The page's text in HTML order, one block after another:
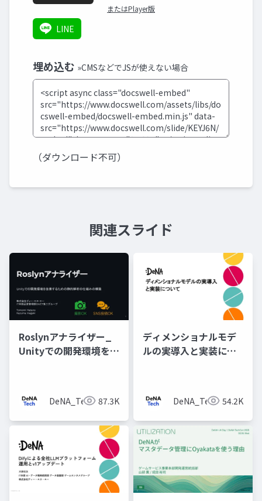
またはPlayer版
LINE
埋め込む »CMSなどでJSが使えない場合
（ダウンロード不可）
関連スライド
Roslynアナライザー_
Unityでの開発環境を改
DeNA_Tech 87.3K
ディメンショナルモデ
ルの実導入と実装につ
DeNA_Tech 54.2K